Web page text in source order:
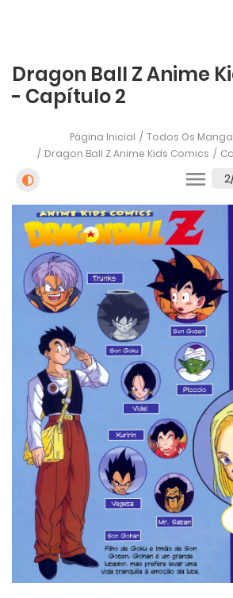
Dragon Ball Z Anime
- Capítulo 2
Página Inicial
Todos Os
Dragon Ball Z Anime Kids Comics